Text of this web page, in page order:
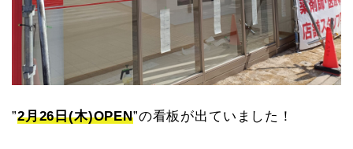
”2月26日(木)OPEN”の看板が出ていました！